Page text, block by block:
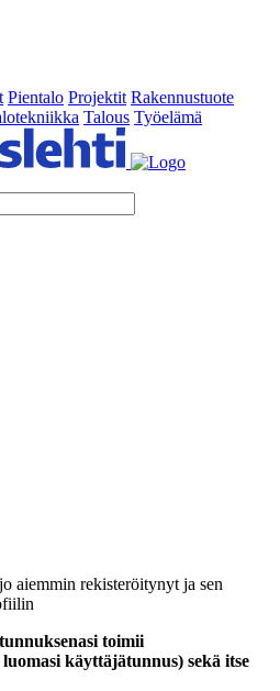
Pientalo Projektit Rakennustuote
Talous Työelämä
aiemmin rekisteröitynyt ja sen
toimii
käyttäjätunnus) sekä itse